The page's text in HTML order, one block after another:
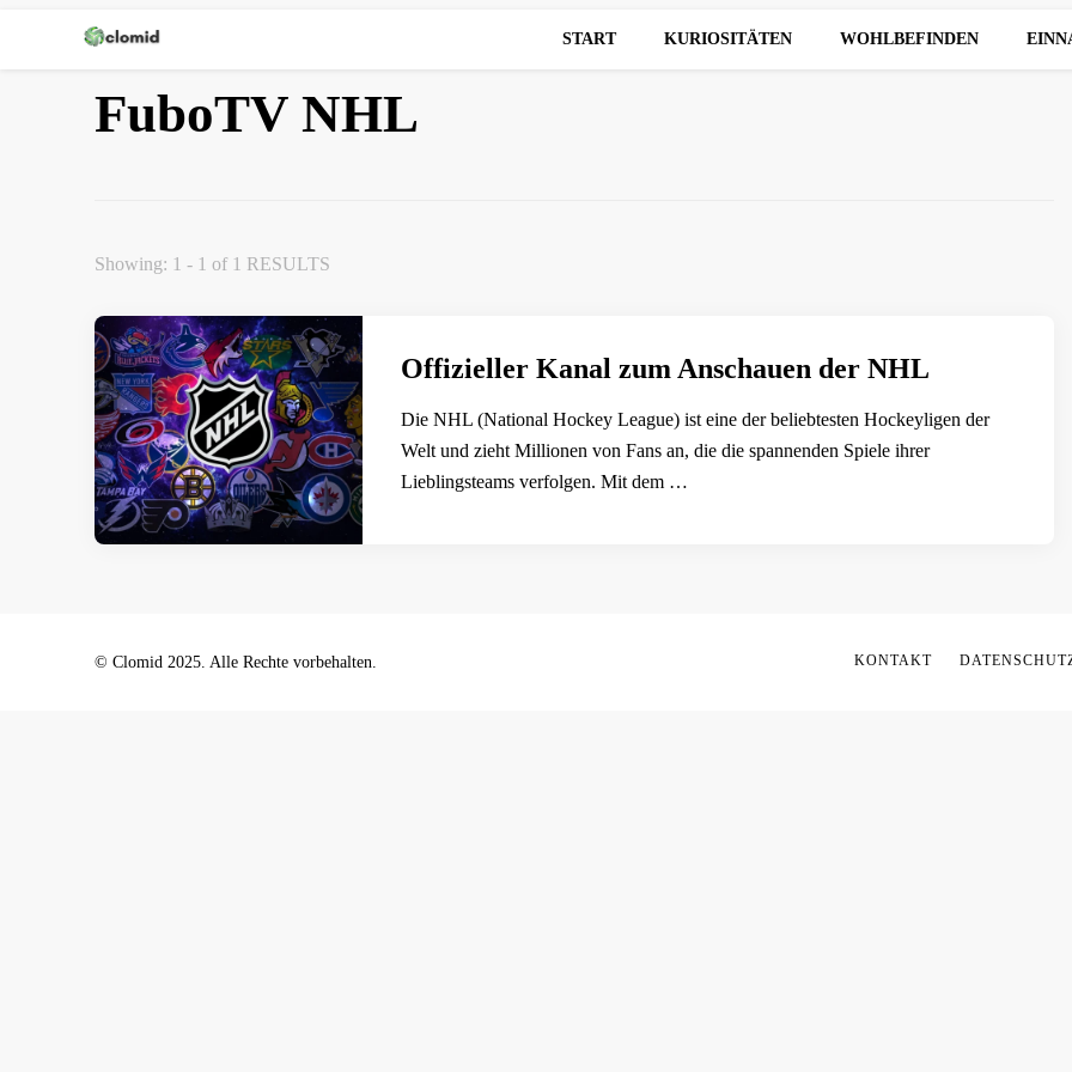
Clomid
START KURIOSITÄTEN WOHLBEFINDEN
FuboTV NHL
Showing: 1 - 1 of 1 RESULTS
Offizieller Kanal zum Anschauen der NHL
Die NHL (National Hockey League) ist eine der beliebtesten Hockeyligen der
Welt und zieht Millionen von Fans an, die die spannenden Spiele ihrer
Lieblingsteams verfolgen. Mit dem …
© Clomid 2025. Alle Rechte vorbehalten. KONTAKT